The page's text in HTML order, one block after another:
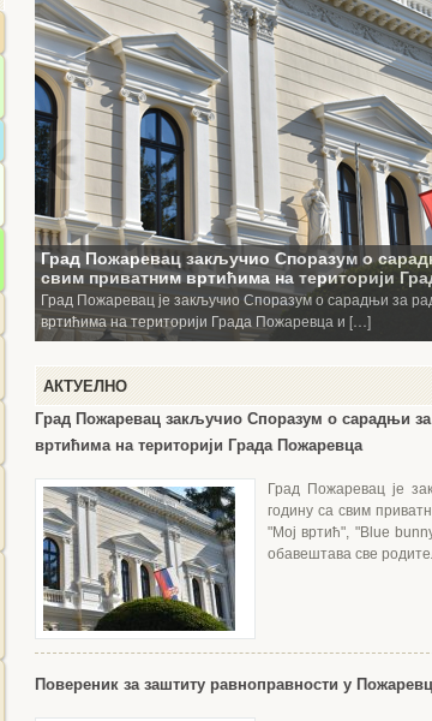
АКТУЕЛНО
Град Пожаревац закључио Споразум о сарадњи
вртићима на територији Града Пожаревца
Град Пожаревац је
годину са свим
"Мој вртић", "Blue
обавештава све
Повереник за заштиту равноправности у